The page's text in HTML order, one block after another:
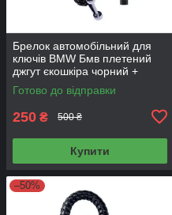
Брелок автомобільний для
ключів BMW Бмв плетений
джгут єкошкіра чорний +
викрутка
Готово до відправки
250 ₴ 500 ₴
Купити
–50%